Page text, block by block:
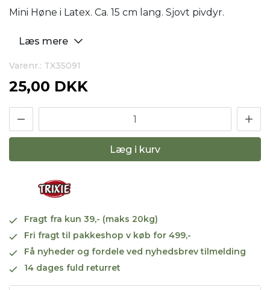
Mini Høne i Latex. Ca. 15 cm lang. Sjovt pivdyr.
Læs mere
Varenr.: TX35091
25,00 DKK
Læg i kurv
Fragt fra kun 39,- (maks 20kg)
Fri fragt til pakkeshop v køb for 499,-
Få nyheder og fordele ved nyhedsbrev tilmelding
14 dages fuld returret